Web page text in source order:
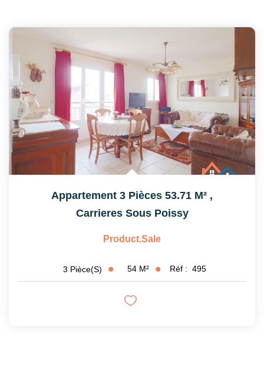
Appartement 3 Pièces 53.71 M² ,
Carrieres Sous Poissy
Product.sale
3 Pièce(s) 54 M² Réf : 495